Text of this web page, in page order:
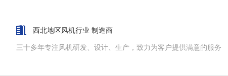
西北地区风机行业 制造商
三十多年专注风机研发、设计、生产，致力为客户提供满意的服务